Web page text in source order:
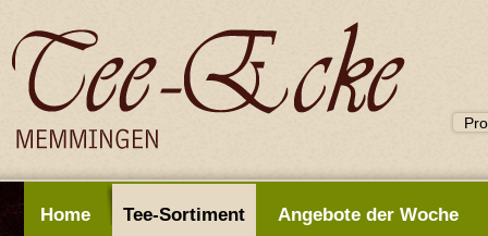
Home Tee-Sortiment Angebote der Woche